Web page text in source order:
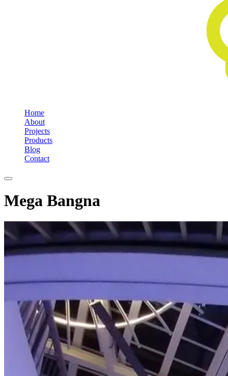
Home
About
Projects
Products
Blog
Contact
Mega Bangna